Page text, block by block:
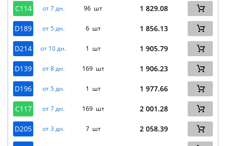
C114 от 7 дн. 96 шт 1 829.08
D189 от 5 дн. 6 шт 1 856.13
D214 от 10 дн. 1 шт 1 905.79
D139 от 8 дн. 169 шт 1 906.23
D196 от 5 дн. 1 шт 1 977.66
C117 от 7 дн. 169 шт 2 001.28
D205 от 3 дн. 7 шт 2 058.39